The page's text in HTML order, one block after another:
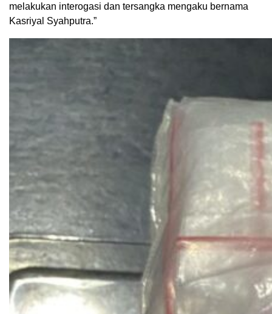
melakukan interogasi dan tersangka mengaku bernama
Kasriyal Syahputra.”